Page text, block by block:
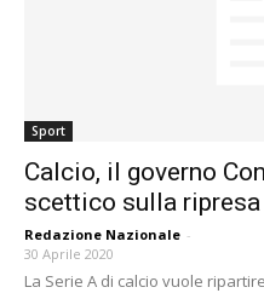
Sport
Calcio, il governo
scettico sulla ripresa
Redazione Nazionale -
30 Aprile 2020
La Serie A di calcio vuole